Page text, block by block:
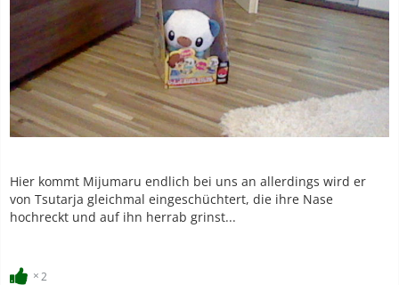
Hier kommt Mijumaru endlich bei uns an allerdings wird er
von Tsutarja gleichmal eingeschüchtert, die ihre Nase
hochreckt und auf ihn herrab grinst...
2